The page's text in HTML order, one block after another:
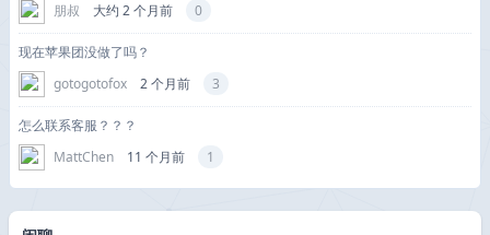
朋叔
大约 2 个月前 0
现在苹果团没做了吗？
gotogotofox
2 个月前 3
怎么联系客服？？？
MattChen
11 个月前 1